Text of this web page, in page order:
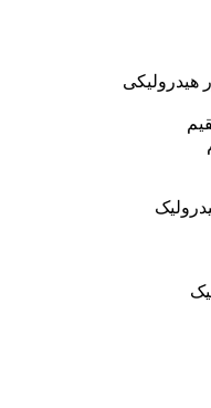
هیدرولیکی